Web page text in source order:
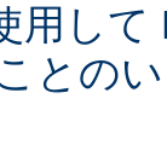
用し
との